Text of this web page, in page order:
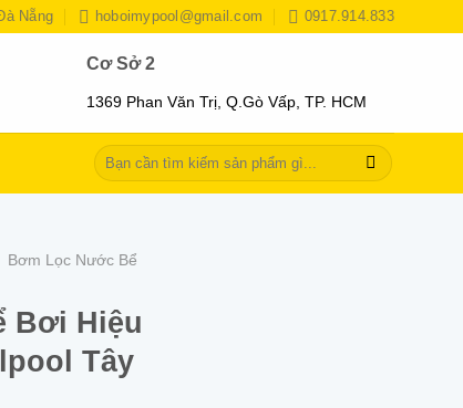
Nẵng hoboimypool@gmail.com 0917.914.833
Cơ Sở 2
1369 Phan Văn Trị, Q.Gò Vấp, TP. HCM
Tìm
kiếm:
Bơm Lọc Nước Bể
Bơi Hiệu
Tây